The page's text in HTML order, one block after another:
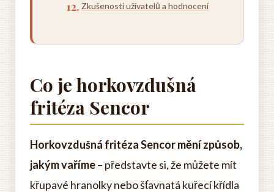
Zkušenosti uživatelů a hodnocení
Co je horkovzdušná
fritéza Sencor
Horkovzdušná fritéza Sencor mění způsob,
jakým vaříme– představte si, že můžete mít
křupavé hranolky nebo šťavnatá kuřecí křídla